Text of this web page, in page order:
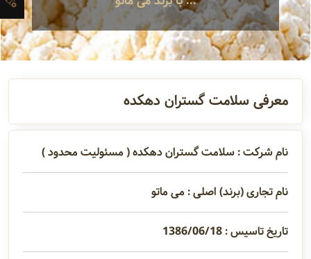
آدرس و
اطلاعات
تماس
مدیران و
مسئولین
گالری
معرفی سلامت گستران دهکده
نام شرکت : سلامت گستران دهکده ( مسئولیت محدود )
نام تجاری (برند) اصلی : می ماتو
تاریخ تاسیس : 1386/06/18